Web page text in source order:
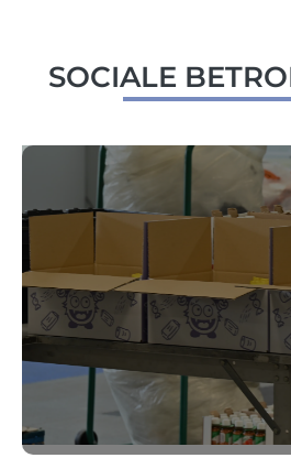
SOCIALE